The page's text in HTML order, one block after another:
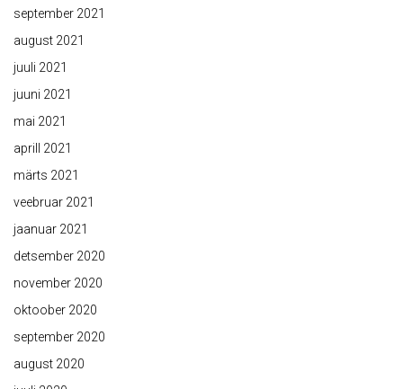
september 2021
august 2021
juuli 2021
juuni 2021
mai 2021
aprill 2021
märts 2021
veebruar 2021
jaanuar 2021
detsember 2020
november 2020
oktoober 2020
september 2020
august 2020